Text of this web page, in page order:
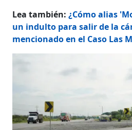
Lea también:¿Cómo alias
un indulto para salir de la
mencionado en el Caso Las